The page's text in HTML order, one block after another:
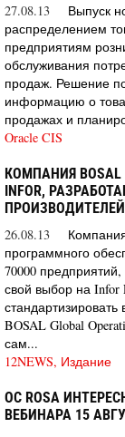
27.08.13
Выпуск
распределением
предприятиям
обслуживания
продаж. Решение
информацию о
продажах и
Oracle CIS
КОМПАНИЯ
INFOR,
26.08.13
программного
70000
свой выбор на Infor
BOSAL Global
сам...
12NEWS, Издание
ОС ROSA
ВЕБИНАРА 15